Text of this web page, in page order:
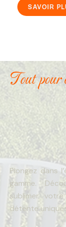
SAVOIR
Tout pour
Plongez dans
gamme.
sublimer
détente